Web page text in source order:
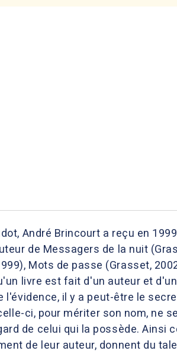
André Brincourt a reçu en
de Messagers de la nuit
Mots de passe (Grasset,
livre est fait d'un auteur et
il y a peut-être le
ci, pour mériter son nom, ne
de celui qui la possède. Ainsi
de leur auteur, donnent du